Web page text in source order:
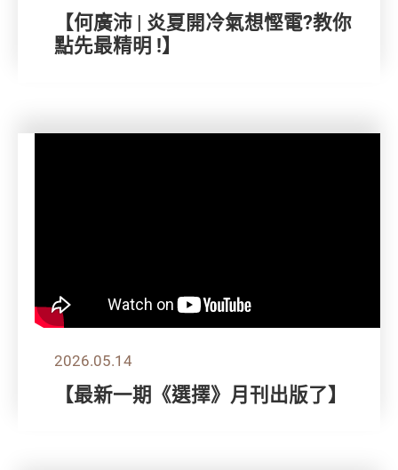
【何廣沛 | 炎夏開冷氣想慳電?教你
點先最精明 !】
2026.05.14
【最新一期《選擇》月刊出版了】